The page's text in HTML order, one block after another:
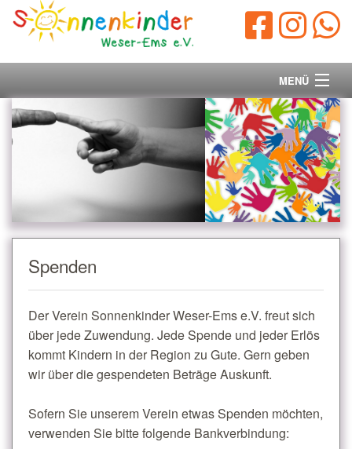
MENÜ
Startseite
Vorstand
Unsere Ziele
Ihre Spende
Kontakt
Spenden
Der Verein Sonnenkinder Weser-Ems e.V. freut sich
über jede Zuwendung. Jede Spende und jeder Erlös
kommt Kindern in der Region zu Gute. Gern geben
wir über die gespendeten Beträge Auskunft.
Sofern Sie unserem Verein etwas Spenden möchten,
verwenden Sie bitte folgende Bankverbindung: